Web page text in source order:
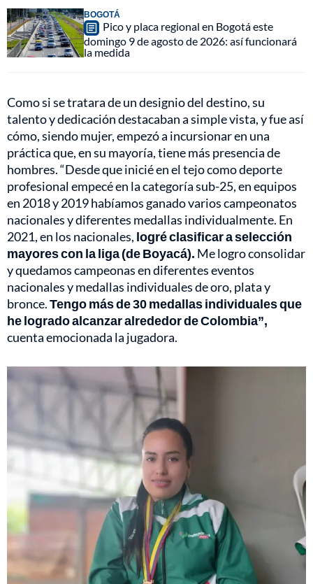
BOGOTÁ
Pico y placa regional en Bogotá este
domingo 9 de agosto de 2026: así funcionará
la medida
Como si se tratara de un designio del destino, su
talento y dedicación destacaban a simple vista, y fue así
cómo, siendo mujer, empezó a incursionar en una
práctica que, en su mayoría, tiene más presencia de
hombres. “Desde que inicié en el tejo como deporte
profesional empecé en la categoría sub-25, en equipos
en 2018 y 2019 habíamos ganado varios campeonatos
nacionales y diferentes medallas individualmente. En
2021, en los nacionales, logré clasificar a selección
mayores con la liga (de Boyacá). Me logro consolidar
y quedamos campeonas en diferentes eventos
nacionales y medallas individuales de oro, plata y
bronce.Tengo más de 30 medallas individuales que
he logrado alcanzar alrededor de Colombia”,
cuenta emocionada la jugadora.